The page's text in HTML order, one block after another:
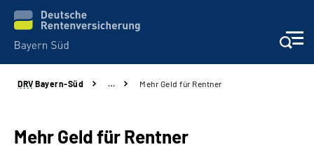
Beratung und Kontakt
Karriere
DRV Bayern-Süd … Mehr Geld für Rentner
Mehr Geld für Rentner